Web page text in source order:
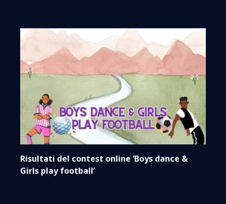
Risultati del contest online ‘Boys dance &
Girls play football’